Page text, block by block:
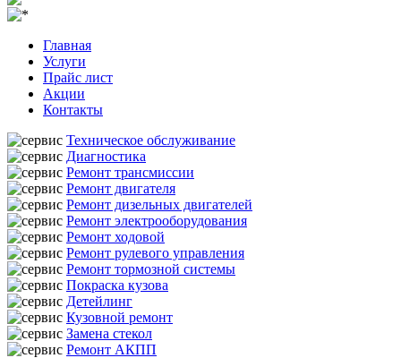
Главная
Услуги
Прайс лист
Акции
Контакты
Техническое обслуживание
Диагностика
Ремонт трансмиссии
Ремонт двигателя
Ремонт дизельных двигателей
Ремонт электрооборудования
Ремонт ходовой
Ремонт рулевого управления
Ремонт тормозной системы
Покраска кузова
Детейлинг
Кузовной ремонт
Замена стекол
Ремонт АКПП